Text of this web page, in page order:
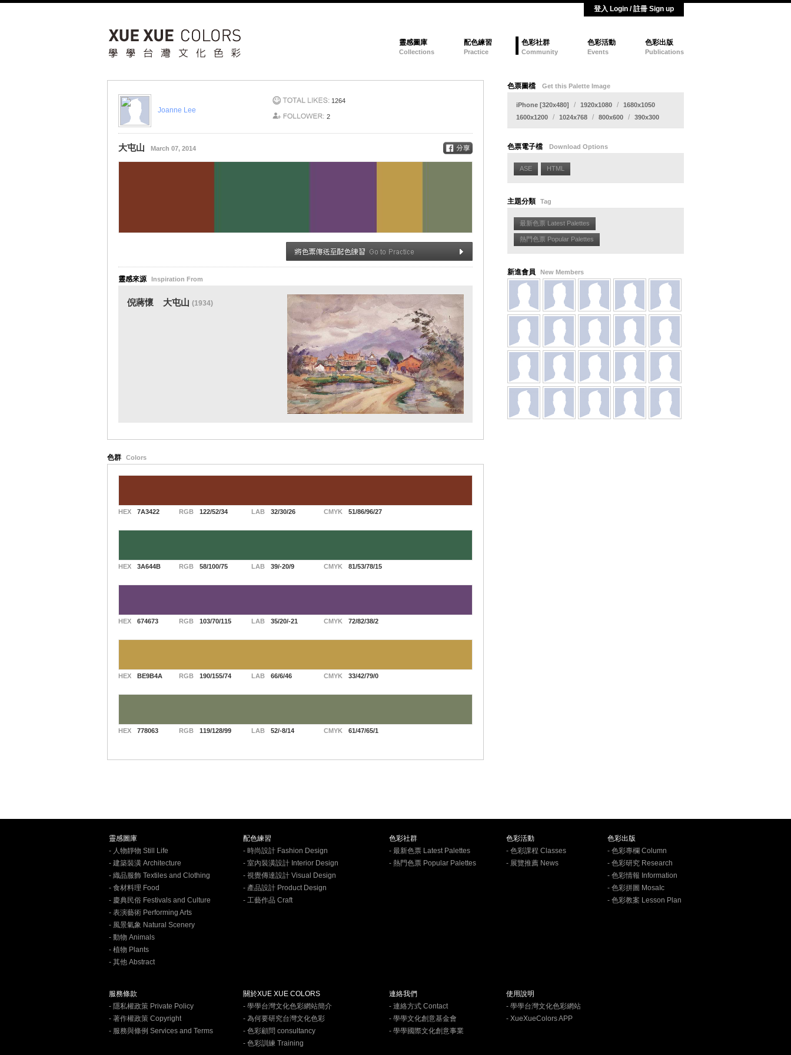
登入 Login / 註冊 Sign up
靈感圖庫
Collections
配色練習
Practice
色彩社群
Community
色彩活動
Events
色彩出版
Publications
Joanne Lee
1264
2
大屯山 March 07, 2014
靈感來源 Inspiration From
倪蔣懷 大屯山 (1934)
色群 Colors
HEX 7A3422 RGB 122/52/34 LAB 32/30/26 CMYK 51/86/96/27
HEX 3A644B RGB 58/100/75 LAB 39/-20/9 CMYK 81/53/78/15
HEX 674673 RGB 103/70/115 LAB 35/20/-21 CMYK 72/82/38/2
HEX BE9B4A RGB 190/155/74 LAB 66/6/46 CMYK 33/42/79/0
HEX 778063 RGB 119/128/99 LAB 52/-8/14 CMYK 61/47/65/1
色票圖檔 Get this Palette Image
iPhone [320x480] / 1920x1080 /
1680x1050
1600x1200
/ 1024x768 / 800x600 / 390x300
色票電子檔 Download Options
ASE HTML
主題分類 Tag
最新色票 Latest Palettes
熱門色票 Popular Palettes
新進會員 New Members
靈感圖庫
- 人物靜物 Still Life
- 建築裝潢 Architecture
- 織品服飾 Textiles and Clothing
- 食材料理 Food
- 慶典民俗 Festivals and Culture
- 表演藝術 Performing Arts
- 風景氣象 Natural Scenery
- 動物 Animals
- 植物 Plants
- 其他 Abstract
配色練習
- 時尚設計 Fashion Design
- 室內裝潢設計 Interior Design
- 視覺傳達設計 Visual Design
- 產品設計 Product Design
- 工藝作品 Craft
色彩社群
- 最新色票 Latest Palettes
- 熱門色票 Popular Palettes
色彩活動
- 色彩課程 Classes
- 展覽推薦 News
色彩出版
- 色彩專欄 Column
- 色彩研究 Research
- 色彩情報 Information
- 色彩拼圖 MosaIc
- 色彩教案 Lesson Plan
服務條款
- 隱私權政策 Private Policy
- 著作權政策 Copyright
- 服務與條例 Services and Terms
關於XUE XUE COLORS
- 學學台灣文化色彩網站簡介
- 為何要研究台灣文化色彩
- 色彩顧問 consultancy
- 色彩訓練 Training
連絡我們
- 連絡方式 Contact
- 學學文化創意基金會
- 學學國際文化創意事業
使用說明
- 學學台灣文化色彩網站
- XueXueColors APP